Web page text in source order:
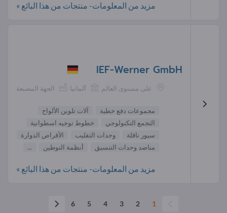
مزيد من المعلومات- منتجات من هذا البائع »
IEF-Werner GmbH
الجهة المصنعة ألمانيا على مستوى العالم
مجموعات دفع خطية
آلات تلوين الألواح
التجمع التكنولوجي
خطوط توجيه اسطوانية
سيور ناقلة
وحدات التقليب
الأقراص الدوارة
مناضد وحدات التنسيق
أنظمة التوطين ...
مزيد من المعلومات- منتجات من هذا البائع »
1
2
3
4
5
6